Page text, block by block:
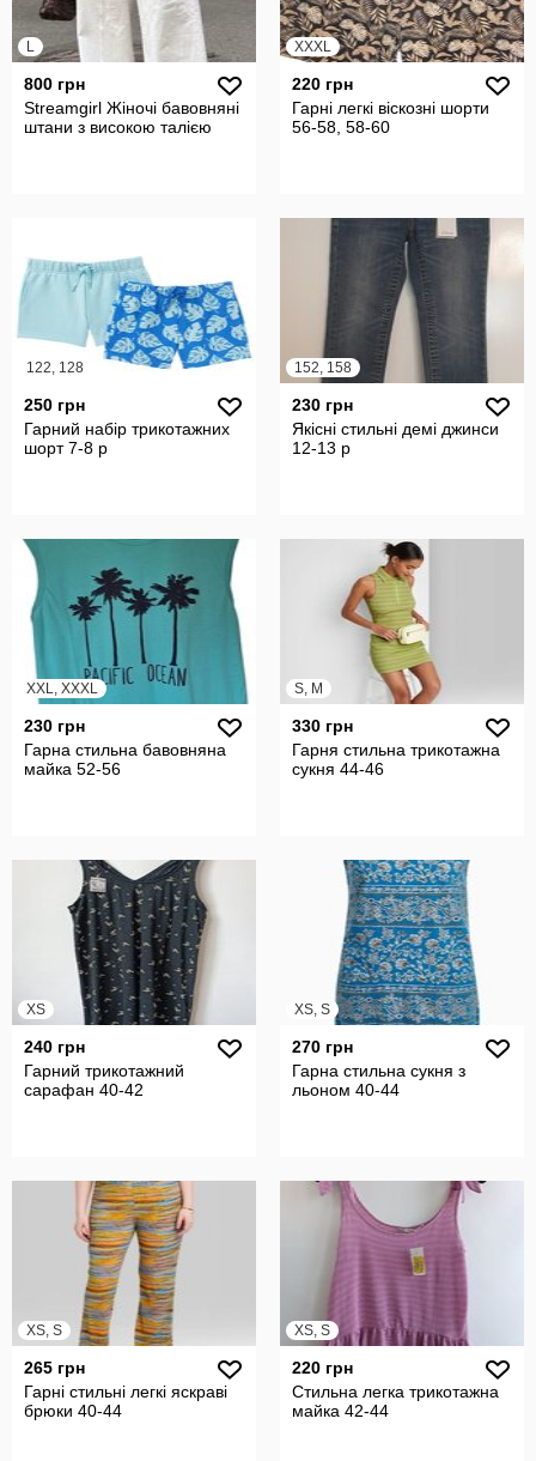
L
800 грн
Streamgirl Жіночі бавовняні
штани з високою талією
XXXL
220 грн
Гарні легкі віскозні шорти
56-58, 58-60
122, 128
250 грн
Гарний набір трикотажних
шорт 7-8 р
152, 158
230 грн
Якісні стильні демі джинси
12-13 р
XXL, XXXL
230 грн
Гарна стильна бавовняна
майка 52-56
S, M
330 грн
Гарня стильна трикотажна
сукня 44-46
XS
240 грн
Гарний трикотажний
сарафан 40-42
XS, S
270 грн
Гарна стильна сукня з
льоном 40-44
XS, S
265 грн
Гарні стильні легкі яскраві
брюки 40-44
XS, S
220 грн
Стильна легка трикотажна
майка 42-44